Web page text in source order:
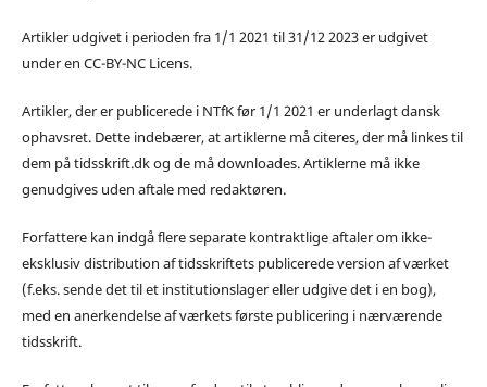
Artikler udgivet i perioden fra 1/1 2021 til 31/12 2023 er udgivet
under en CC-BY-NC Licens.
Artikler, der er publicerede i NTfK før 1/1 2021 er underlagt dansk
ophavsret. Dette indebærer, at artiklerne må citeres, der må linkes til
dem på tidsskrift.dk og de må downloades. Artiklerne må ikke
genudgives uden aftale med redaktøren.
Forfattere kan indgå flere separate kontraktlige aftaler om ikke-
eksklusiv distribution af tidsskriftets publicerede version af værket
(f.eks. sende det til et institutionslager eller udgive det i en bog),
med en anerkendelse af værkets første publicering i nærværende
tidsskrift.